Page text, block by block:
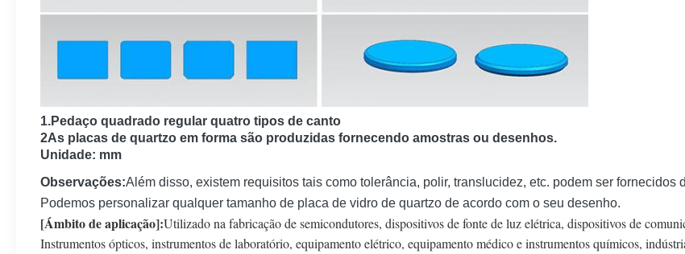
1.Pedaço quadrado regular quatro tipos de canto
2As placas de quartzo em forma são produzidas fornecendo amostras ou desenhos.
Unidade: mm
Observações:Além disso, existem requisitos tais como tolerância, polir, translucidez, etc. podem ser fornecidos
Podemos personalizar qualquer tamanho de placa de vidro de quartzo de acordo com o seu desenho.
[Ámbito de aplicação]:Utilizado na fabricação de semicondutores, dispositivos de fonte de luz elétrica, dispositivos de
Instrumentos ópticos, instrumentos de laboratório, equipamento elétrico, equipamento médico e instrumentos químicos,